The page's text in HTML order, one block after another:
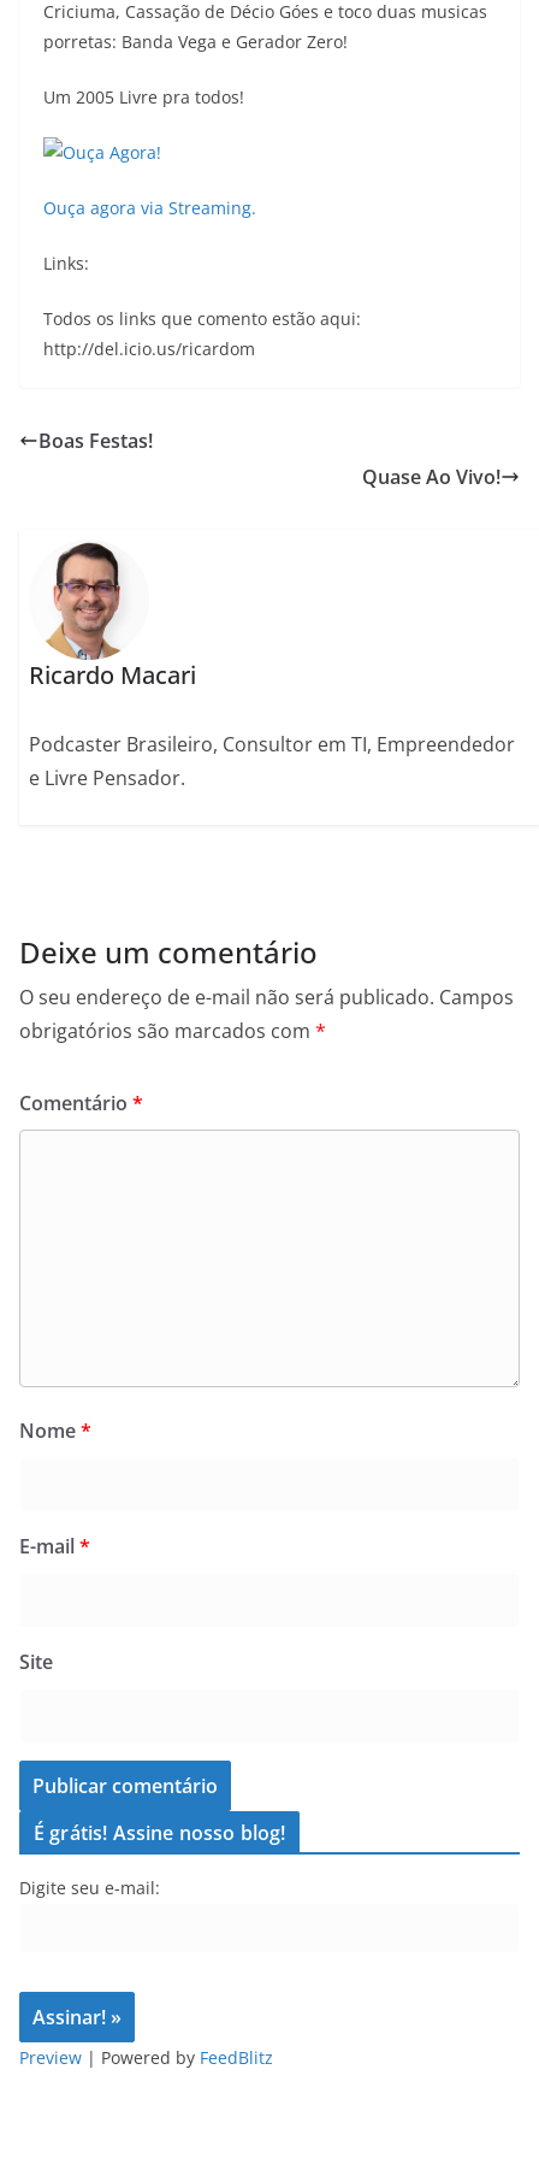
Criciuma, Cassação de Décio Góes e toco duas musicas
porretas: Banda Vega e Gerador Zero!
Um 2005 Livre pra todos!
Ouça agora via Streaming.
Links:
Todos os links que comento estão aqui:
http://del.icio.us/ricardom
Boas Festas!
Quase Ao Vivo!
Ricardo Macari
Podcaster Brasileiro, Consultor em TI, Empreendedor
e Livre Pensador.
Deixe um comentário
O seu endereço de e-mail não será publicado. Campos
obrigatórios são marcados com *
Comentário *
Nome*
E-mail*
Site
É grátis! Assine nosso blog!
Digite seu e-mail:
Preview | Powered by FeedBlitz